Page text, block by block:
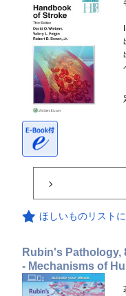
ほしいものリスト
Rubin's Pathology,
- Mechanisms of